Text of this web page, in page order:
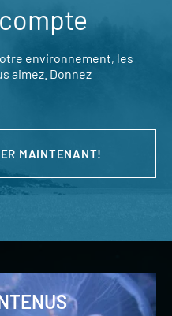
environnement, les
aimez. Donnez
MAINTENANT!